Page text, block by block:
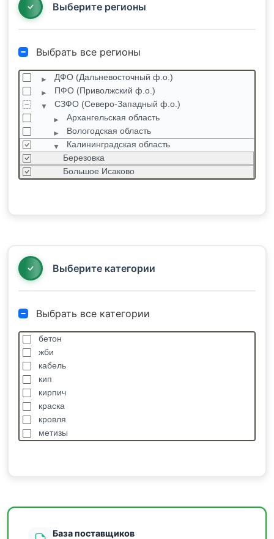
Выберите регионы
Выбрать все регионы
ДФО (Дальневосточный ф.о.)
ПФО (Приволжский ф.о.)
СЗФО (Северо-Западный ф.о.)
Архангельская область
Вологодская область
Калининградская область
Березовка
Большое Исаково
Выберите категории
Выбрать все категории
бетон
жби
кабель
кип
кирпич
краска
кровля
метизы
База поставщиков